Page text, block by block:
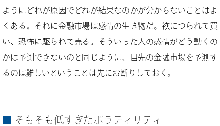
ようにどれが原因でどれが結果なのかが分からないことはよ
くある。それに金融市場は感情の生き物だ。欲につられて買
い、恐怖に駆られて売る。そういった人の感情がどう動くの
かは予測できないのと同じように、目先の金融市場を予測す
るのは難しいということは先にお断りしておく。
そもそも低すぎたボラティリティ